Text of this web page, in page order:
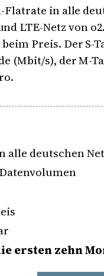
in alle
LTE-Netz von o2.
Preis. Der S-
(Mbit/s), der M-
alle deutschen
ersten zehn